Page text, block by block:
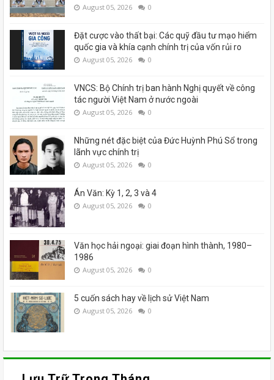
August 05, 2026 0
Đặt cược vào thất bại: Các quỹ đầu tư mạo hiểm
quốc gia và khía cạnh chính trị của vốn rủi ro
August 05, 2026 0
VNCS: Bộ Chính trị ban hành Nghị quyết về công
tác người Việt Nam ở nước ngoài
August 05, 2026 0
Những nét đặc biệt của Đức Huỳnh Phú Sổ trong
lãnh vực chính trị
August 05, 2026 0
Án Văn: Kỳ 1, 2, 3 và 4
August 05, 2026 0
Văn học hải ngoại: giai đoạn hình thành, 1980–
1986
August 05, 2026 0
5 cuốn sách hay về lịch sử Việt Nam
August 05, 2026 0